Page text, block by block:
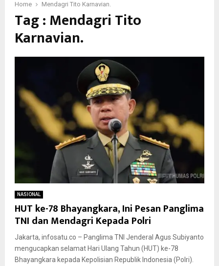
Home Mendagri Tito Karnavian.
Tag : Mendagri Tito
Karnavian.
NASIONAL
HUT ke-78 Bhayangkara, Ini Pesan Panglima
TNI dan Mendagri Kepada Polri
Jakarta, infosatu.co – Panglima TNI Jenderal Agus Subiyanto
mengucapkan selamat Hari Ulang Tahun (HUT) ke-78
Bhayangkara kepada Kepolisian Republik Indonesia (Polri).